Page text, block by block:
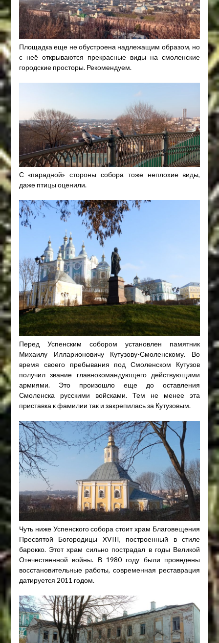
Площадка еще не обустроена надлежащим образом, но
с неё открываются прекрасные виды на смоленские
городские просторы. Рекомендуем.
С «парадной» стороны собора тоже неплохие виды,
даже птицы оценили.
Перед Успенским собором установлен памятник
Михаилу Илларионовичу Кутузову-Смоленскому. Во
время своего пребывания под Смоленском Кутузов
получил звание главнокомандующего действующими
армиями. Это произошло еще до оставления
Смоленска русскими войсками. Тем не менее эта
приставка к фамилии так и закрепилась за Кутузовым.
Чуть ниже Успенского собора стоит храм Благовещения
Пресвятой Богородицы XVIII, построенный в стиле
барокко. Этот храм сильно пострадал в годы Великой
Отечественной войны. В 1980 году были проведены
восстановительные работы, современная реставрация
датируется 2011 годом.